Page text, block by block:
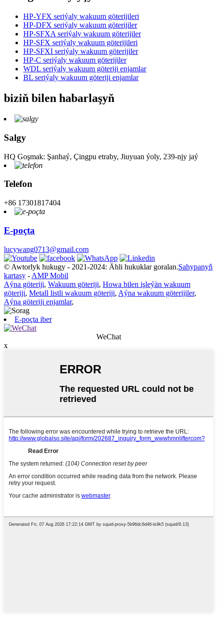
HP-YFX seriýaly wakuum göterijileri
HP-DFX seriýaly wakuum göterijiler
HP-SFXA seriýaly wakuum göterijiler
HP-SFX seriýaly wakuum göterijileri
HP-SFXI seriýaly wakuum göterijiler
HP-C seriýaly wakuum göterijiler
WDL seriýaly wakuum göteriji enjamlar
BL seriýaly wakuum göteriji enjamlar
biziň bilen habarlaşyň
Salgy
HQ Goşmak: Şanhaý, Çingpu etraby, Jiuyuan ýoly, 239-njy jaý
Telefon
+86 17301817404
E-poçta
lucywang0713@gmail.com
© Awtorlyk hukugy - 2021-2024: Ähli hukuklar goralan.Sahypanyň
kartasy - AMP Mobil
Aýna göteriji, Wakuum göteriji, Howa bilen işleýän wakuum
göteriji, Metall listli wakuum göteriji, Aýna wakuum göterijiler,
Aýna göteriji enjamlar,
E-poçta iber
WeChat
x